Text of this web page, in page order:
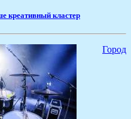
креативный кластер
Город